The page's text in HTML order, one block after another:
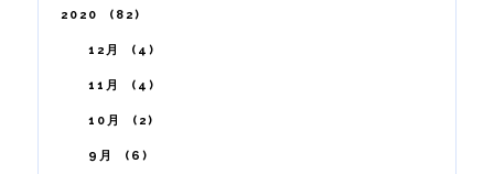
2020 82
12月 4
11月 4
10月 2
9月 6